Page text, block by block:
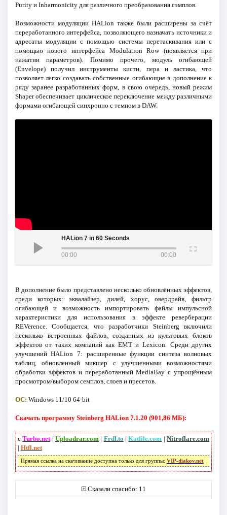
Purity и Inharmonicity для различного преобразования сэмплов.
Возможности модуляции HALion также были расширены за счёт
переработанного интерфейса, позволяющего назначать источники и
адресаты модуляции с помощью системы перетаскивания или с
помощью нового интерфейса Modulation Row (появляется при
нажатии параметров). Помимо прочего, модуль огибающей
(Envelope) получил инструменты кисти, пера и ластика, что
позволяет легко создавать собственные огибающие в дополнение к
ряду заранее разработанных форм, в свою очередь, новый режим
Shaper обеспечивает циклическое переключение между различными
формами огибающей синхронно с темпом в DAW.
HALion 7 in 60 Seconds
00:00 00:00
В дополнение было представлено несколько обновлённых эффектов,
среди которых: эквалайзер, дилей, хорус, овердрайв, фильтр
огибающей и возможность импортировать файлы импульсной
характеристики для использования в эффекте реверберации
REVerence. Сообщается, что разработчики Steinberg включили
несколько встроенных файлов, созданных из культовых блоков
эффектов от таких компаний как EMT и Lexicon. Среди других
улучшений HALion 7: расширенные функции синтеза волновых
таблиц, обновленный микшер с улучшенными возможностями
обработки эффектов и переработанный MediaBay с упрощённым
просмотром/выбором семплов, слоев и пресетов.
ОС: Windows 11/10 64-bit
Скачать программу Steinberg HALion 7.1.20 (901,86 МБ):
сTurbo.net| Uploadrar.com| Frdl.to |Katfile.com |Nitroflare.com
| Htfl.net
Прямая ссылка на скачивание доступна только для группы: VIP-diakov.net
Сказали спасибо: 11